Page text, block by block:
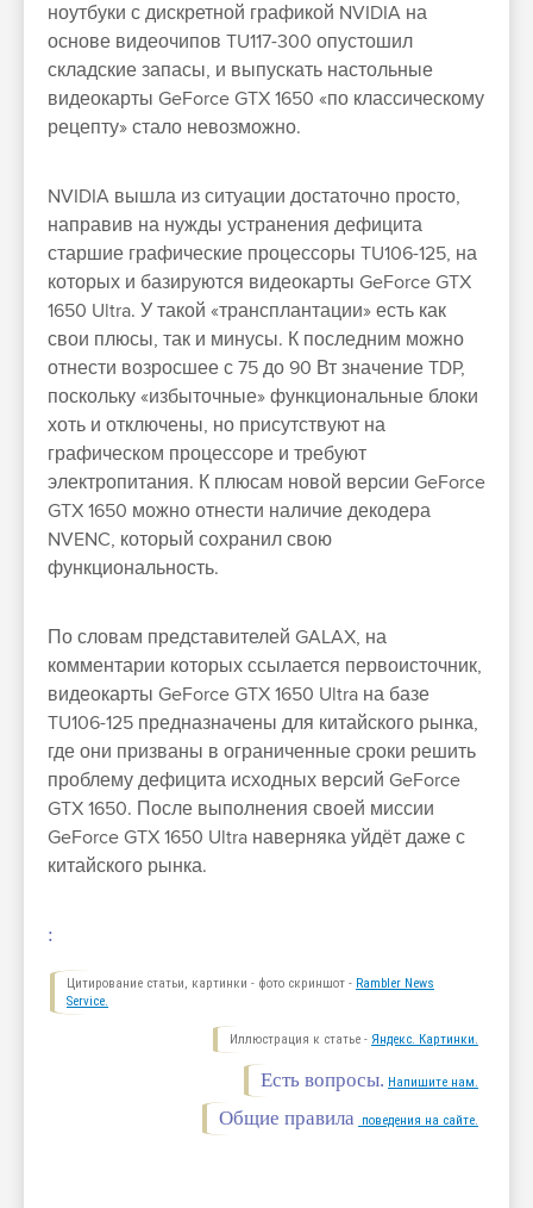
ноутбуки с дискретной графикой NVIDIA на
основе видеочипов TU117-300 опустошил
складские запасы, и выпускать настольные
видеокарты GeForce GTX 1650 «по классическому
рецепту» стало невозможно.
NVIDIA вышла из ситуации достаточно просто,
направив на нужды устранения дефицита
старшие графические процессоры TU106-125, на
которых и базируются видеокарты GeForce GTX
1650 Ultra. У такой «трансплантации» есть как
свои плюсы, так и минусы. К последним можно
отнести возросшее с 75 до 90 Вт значение TDP,
поскольку «избыточные» функциональные блоки
хоть и отключены, но присутствуют на
графическом процессоре и требуют
электропитания. К плюсам новой версии GeForce
GTX 1650 можно отнести наличие декодера
NVENC, который сохранил свою
функциональность.
По словам представителей GALAX, на
комментарии которых ссылается первоисточник,
видеокарты GeForce GTX 1650 Ultra на базе
TU106-125 предназначены для китайского рынка,
где они призваны в ограниченные сроки решить
проблему дефицита исходных версий GeForce
GTX 1650. После выполнения своей миссии
GeForce GTX 1650 Ultra наверняка уйдёт даже с
китайского рынка.
:
Цитирование статьи, картинки - фото скриншот - Rambler News
Service.
Иллюстрация к статье - Яндекс. Картинки.
Есть вопросы. Напишите нам.
Общие правила поведения на сайте.